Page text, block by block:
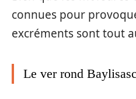
connues pour
excréments sont tout
Le ver rond